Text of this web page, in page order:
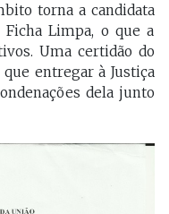
torna a candidata
Limpa, o que a
Uma certidão do
entregar à Justiça
dela junto